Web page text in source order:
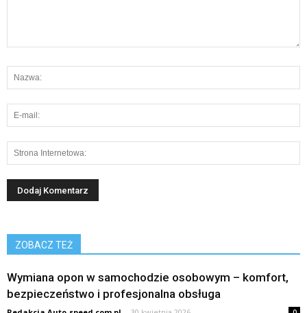
ZOBACZ TEŻ
Wymiana opon w samochodzie osobowym – komfort,
bezpieczeństwo i profesjonalna obsługa